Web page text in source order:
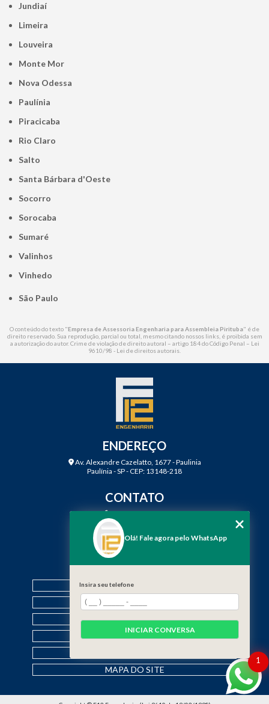
Jundiaí
Limeira
Louveira
Monte Mor
Nova Odessa
Paulínia
Piracicaba
Rio Claro
Salto
Santa Bárbara d'Oeste
Socorro
Sorocaba
Sumaré
Valinhos
Vinhedo
São Paulo
O conteúdo do texto "Empresa de Assessoria Engenharia para Assembleia Pirituba" é de
direito reservado. Sua reprodução, parcial ou total, mesmo citando nossos links, é proibida sem
a autorização do autor. Crime de violação de direito autoral – artigo 184 do Código Penal – Lei
9610/98 - Lei de direitos autorais.
ENDEREÇO
Av. Alexandre Cazelatto, 1677 - Paulinia
Paulínia - SP - CEP: 13148-218
CONTATO
(19) 3888-2923
(19) 99968-7979
contato@f12engenharia.com.br
MENU
HOME
QUEM SOMOS
SERVIÇOS
CONTATO
MAPA DO SITE
1
Olá! Fale agora pelo WhatsApp
Insira seu telefone
INICIAR CONVERSA